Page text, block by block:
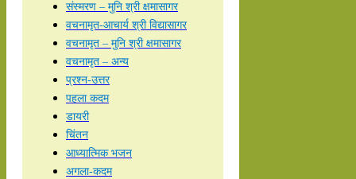
संस्मरण – मुनि श्री क्षमासागर
वचनामृत-आचार्य श्री विद्यासागर
वचनामृत – मुनि श्री क्षमासागर
वचनामृत – अन्य
प्रश्न-उत्तर
पहला कदम
डायरी
चिंतन
आध्यात्मिक भजन
अगला-कदम